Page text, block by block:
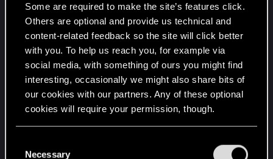
Some are required to make the site’s features click.
Others are optional and provide us technical and
content-related feedback so the site will click better
with you. To help us reach you, for example via
social media, with something of ours you might find
interesting, occasionally we might also share bits of
our cookies with our partners. Any of these optional
cookies will require your permission, though.
and tweak your preferences regarding them in the
Necessary
Kapituła czarodziejów nie jest już w stanie
stworzyć jednostki, w którą przemienił się
ostatnio zagrany mag (na przykład Koszmar
Iris).
Król Henselt teraz poprawnie reaguje na
Osobliwe praktyki magiczne i Viraxasa, gdy
karty te resetują Odnowienie sąsiadujących
w wyniku Dodatkowych zasobów, gdy jedna